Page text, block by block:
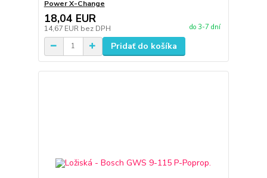
Power X-Change
18,04 EUR
14,67 EUR bez DPH do 3-7 dní
Pridať do košíka